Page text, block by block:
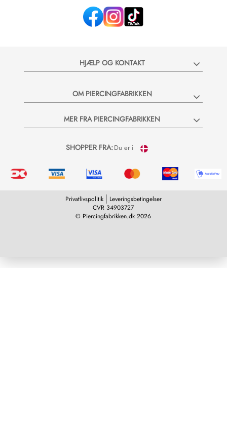
HJÆLP OG KONTAKT
OM PIERCINGFABRIKKEN
MER FRA PIERCINGFABRIKKEN
SHOPPER FRA:Du er i
© Piercingfabrikken.dk 2026
CVR 34903727
Privatlivspolitik Leveringsbetingelser